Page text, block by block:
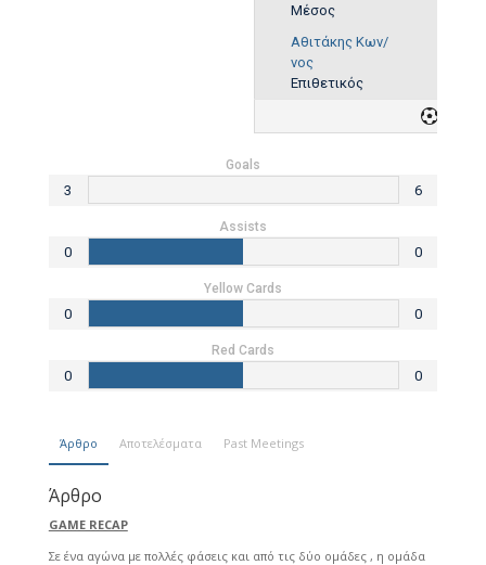
Μέσος
Αθιτάκης Κων/
νος
Επιθετικός
Goals
3 6
Assists
0 0
Yellow Cards
0 0
Red Cards
0 0
Άρθρο Αποτελέσματα Past Meetings
Άρθρο
GAME RECAP
Σε ένα αγώνα με πολλές φάσεις και από τις δύο ομάδες , η ομάδα